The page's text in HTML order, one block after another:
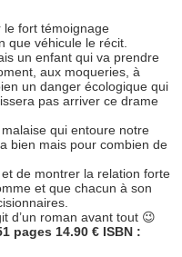
le fort témoignage
que véhicule le récit.
un enfant qui va prendre
aux moqueries, à
un danger écologique qui
pas arriver ce drame
qui entoure notre
bien mais pour combien de
et de montrer la relation forte
et que chacun à son
d’un roman avant tout 😉
pages 14.90 € ISBN :